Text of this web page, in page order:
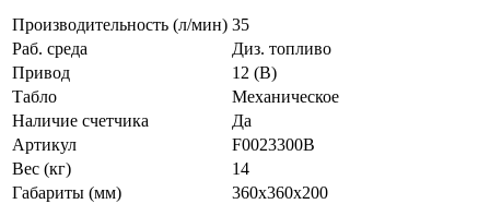
Производительность (л/мин) 35
Раб. среда
Диз. топливо
Привод
12 (В)
Табло
Механическое
Наличие счетчика
Да
Артикул
F0023300B
Вес (кг)
14
Габариты (мм)
360x360x200